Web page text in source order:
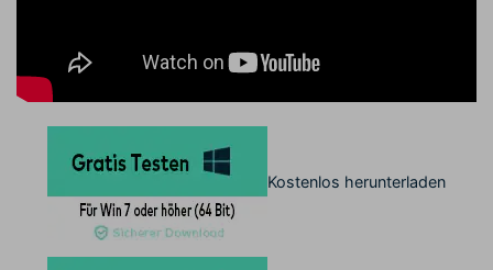
Kostenlos herunterladen